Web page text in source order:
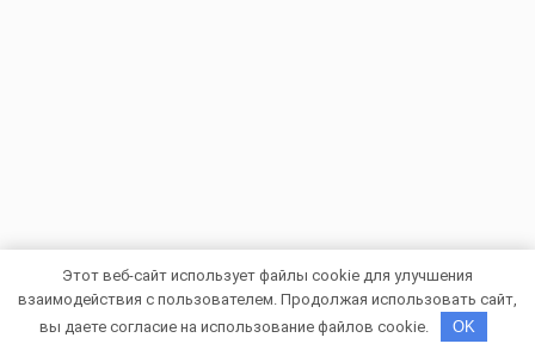
Этот веб-сайт использует файлы cookie для улучшения
взаимодействия с пользователем. Продолжая использовать сайт,
вы даете согласие на использование файлов cookie.
OK